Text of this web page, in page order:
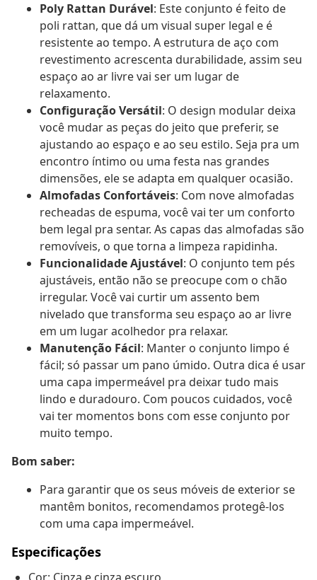
Poly Rattan Durável: Este conjunto é feito de
poli rattan, que dá um visual super legal e é
resistente ao tempo. A estrutura de aço com
revestimento acrescenta durabilidade, assim seu
espaço ao ar livre vai ser um lugar de
relaxamento.
Configuração Versátil: O design modular deixa
você mudar as peças do jeito que preferir, se
ajustando ao espaço e ao seu estilo. Seja pra um
encontro íntimo ou uma festa nas grandes
dimensões, ele se adapta em qualquer ocasião.
Almofadas Confortáveis: Com nove almofadas
recheadas de espuma, você vai ter um conforto
bem legal pra sentar. As capas das almofadas são
removíveis, o que torna a limpeza rapidinha.
Funcionalidade Ajustável: O conjunto tem pés
ajustáveis, então não se preocupe com o chão
irregular. Você vai curtir um assento bem
nivelado que transforma seu espaço ao ar livre
em um lugar acolhedor pra relaxar.
Manutenção Fácil: Manter o conjunto limpo é
fácil; só passar um pano úmido. Outra dica é usar
uma capa impermeável pra deixar tudo mais
lindo e duradouro. Com poucos cuidados, você
vai ter momentos bons com esse conjunto por
muito tempo.
Bom saber:
Para garantir que os seus móveis de exterior se
mantêm bonitos, recomendamos protegê-los
com uma capa impermeável.
Especificações